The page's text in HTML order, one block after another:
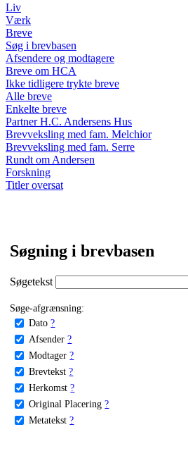
Liv
Værk
Breve
Søg i brevbasen
Afsendere og modtagere
Breve om HCA
Ikke tidligere trykte breve
Alle breve
Enkelte breve
Partner H.C. Andersens Hus
Brevveksling med fam. Melchior
Brevveksling med fam. Serre
Rundt om Andersen
Forskning
Titler oversat
Søgning i brevbasen
Søgetekst
Søge-afgrænsning:
Dato ?
Afsender ?
Modtager ?
Brevtekst ?
Herkomst ?
Original Placering ?
Metatekst ?